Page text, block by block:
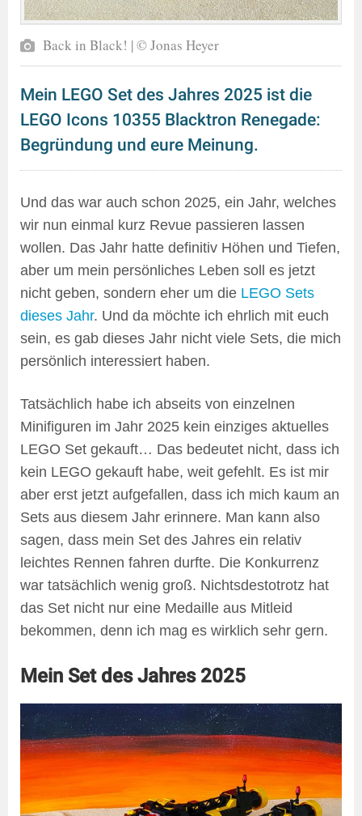
Back in Black! | © Jonas Heyer
Mein LEGO Set des Jahres 2025 ist die
LEGO Icons 10355 Blacktron Renegade:
Begründung und eure Meinung.
Und das war auch schon 2025, ein Jahr, welches
wir nun einmal kurz Revue passieren lassen
wollen. Das Jahr hatte definitiv Höhen und Tiefen,
aber um mein persönliches Leben soll es jetzt
nicht geben, sondern eher um die LEGO Sets
dieses Jahr. Und da möchte ich ehrlich mit euch
sein, es gab dieses Jahr nicht viele Sets, die mich
persönlich interessiert haben.
Tatsächlich habe ich abseits von einzelnen
Minifiguren im Jahr 2025 kein einziges aktuelles
LEGO Set gekauft… Das bedeutet nicht, dass ich
kein LEGO gekauft habe, weit gefehlt. Es ist mir
aber erst jetzt aufgefallen, dass ich mich kaum an
Sets aus diesem Jahr erinnere. Man kann also
sagen, dass mein Set des Jahres ein relativ
leichtes Rennen fahren durfte. Die Konkurrenz
war tatsächlich wenig groß. Nichtsdestotrotz hat
das Set nicht nur eine Medaille aus Mitleid
bekommen, denn ich mag es wirklich sehr gern.
Mein Set des Jahres 2025